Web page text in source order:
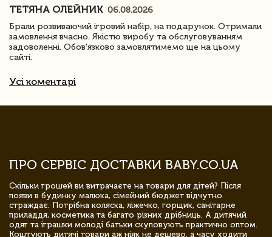
ТЕТЯНА ОЛЕЙНИК 06.08.2026
Брали розвиваючий ігровий набір, на подарунок. Отримали
замовлення вчасно. Якістю виробу та обслуговуванням
задоволенні. Обов'язково замовлятимемо ще на цьому
сайті.
Усі коментарі
ПРО СЕРВІС ДОСТАВКИ BABY.CO.UA
Скільки грошей ви витрачаєте на товари для дітей? Після
появи в будинку малюка, сімейний бюджет відчутно
страждає. Потрібна коляска, ліжечко, горщик, санітарне
приладдя, косметика та багато різних дрібниць. А дитячий
одяг та іграшки молоді батьки скуповують практично оптом.
Коштують дитячі товари аж ніяк не дешево, а часу ходити